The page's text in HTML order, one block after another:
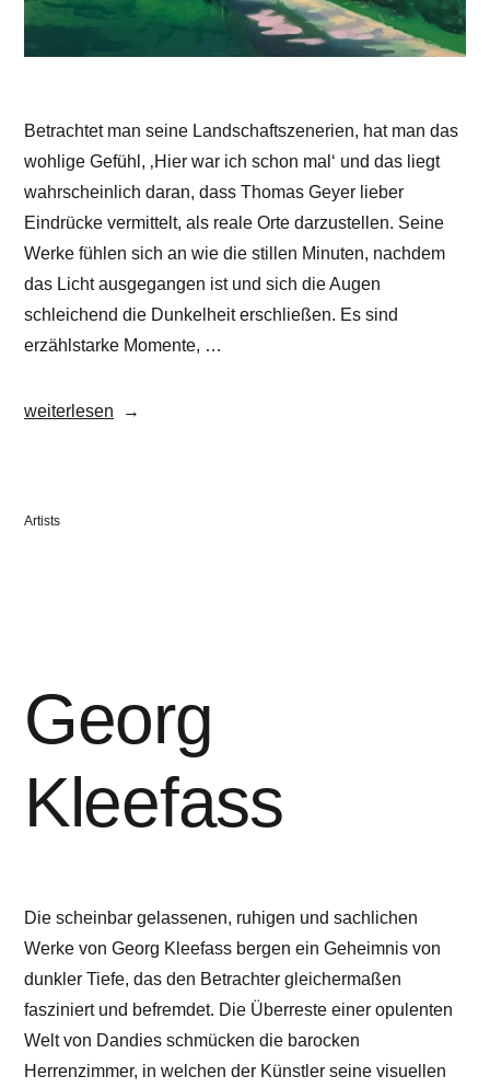
Betrachtet man seine Landschaftszenerien, hat man das
wohlige Gefühl, ‚Hier war ich schon mal‘ und das liegt
wahrscheinlich daran, dass Thomas Geyer lieber
Eindrücke vermittelt, als reale Orte darzustellen. Seine
Werke fühlen sich an wie die stillen Minuten, nachdem
das Licht ausgegangen ist und sich die Augen
schleichend die Dunkelheit erschließen. Es sind
erzählstarke Momente, …
„Thomas
weiterlesen
Veröffentlicht
Artists
Georg
Kleefass
Die scheinbar gelassenen, ruhigen und sachlichen
Werke von Georg Kleefass bergen ein Geheimnis von
dunkler Tiefe, das den Betrachter gleichermaßen
fasziniert und befremdet. Die Überreste einer opulenten
Welt von Dandies schmücken die barocken
Herrenzimmer, in welchen der Künstler seine visuellen